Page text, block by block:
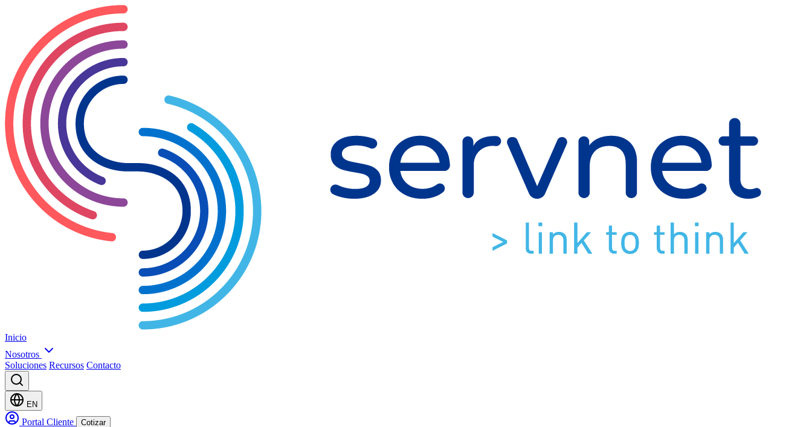
Inicio
Nosotros
Soluciones Recursos Contacto
EN
Portal Cliente Cotizar